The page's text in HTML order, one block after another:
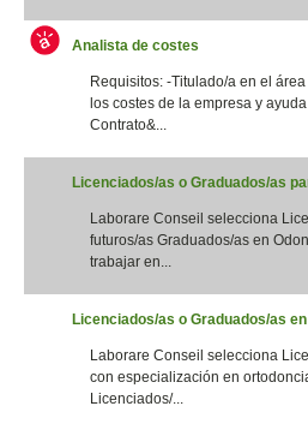
Analista de costes
Requisitos: -Titulado/a en el
los costes de la empresa y
Contrato&...
Licenciados/as o Graduados/as
Laborare Conseil selecciona
futuros/as Graduados/as en
trabajar en...
Licenciados/as o Graduados/as
Laborare Conseil selecciona
con especialización en
Licenciados/...